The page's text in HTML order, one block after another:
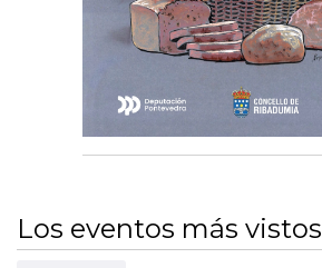
Los eventos más vistos